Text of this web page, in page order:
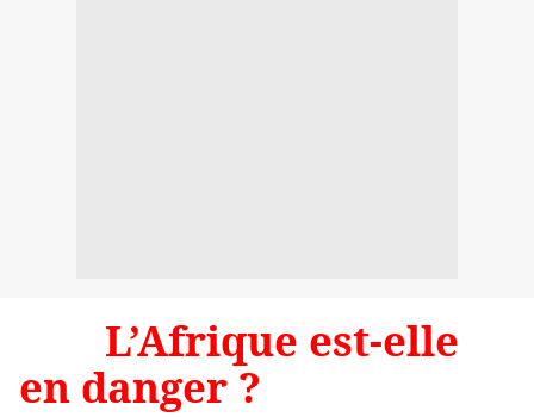
L’Afrique est-elle
en danger ?